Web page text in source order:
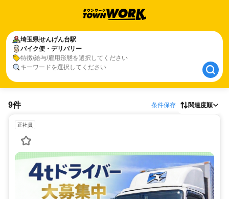
埼玉県せんげん台駅
バイク便・デリバリー
特徴/給与/雇用形態を選択してください
キーワードを選択してください
埼玉県せんげん台駅
バイク便・デリバリー
9件 条件保存 関連度順
正社員